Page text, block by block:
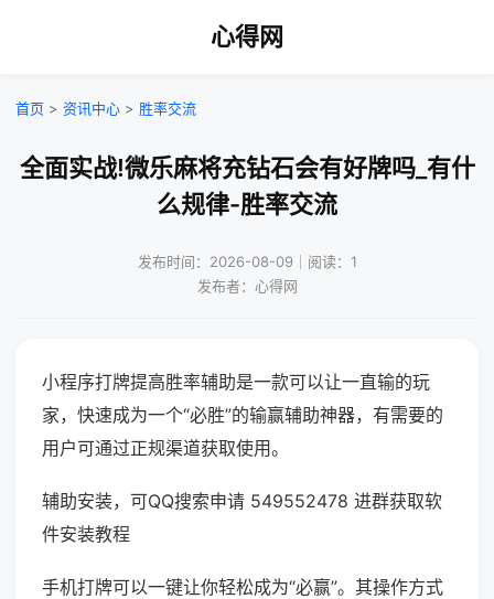
心得网
首页 > 资讯中心 > 胜率交流
全面实战!微乐麻将充钻石会有好牌吗_有什
么规律-胜率交流
发布时间：2026-08-09｜阅读：1
发布者：心得网
小程序打牌提高胜率辅助是一款可以让一直输的玩
家，快速成为一个“必胜”的输赢辅助神器，有需要的
用户可通过正规渠道获取使用。
辅助安装，可QQ搜索申请 549552478 进群获取软
件安装教程
手机打牌可以一键让你轻松成为“必赢”。其操作方式